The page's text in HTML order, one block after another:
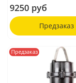
9250 руб
Предзаказ
Предзаказ